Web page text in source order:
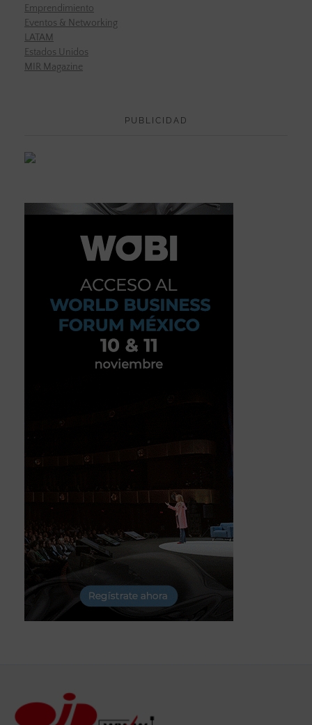
Emprendimiento
Eventos & Networking
LATAM
Estados Unidos
MIR Magazine
PUBLICIDAD